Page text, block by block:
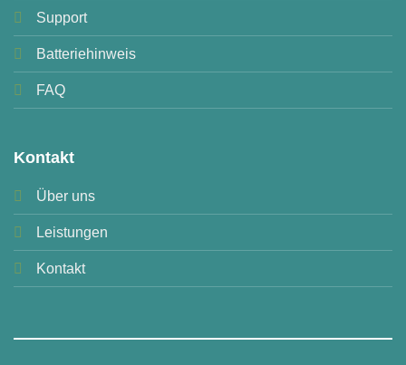
Support
Batteriehinweis
FAQ
Kontakt
Über uns
Leistungen
Kontakt